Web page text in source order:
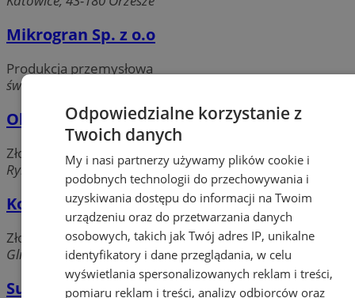
Mikrogran Sp. z o.o
Produkcja przemysłowa
św. Wawrzyńca, 43-180 Orzesze
Obrót metalami nieżelaznymi. Mucha B.
Złom, surowce wtórne
Rybnicka, 43-180 Orzesze
Koba S.A.. Organizacja odzysku
Złom, surowce wtórne
Gliwicka, 43-180 Orzesze
SuwMASTER
Odpowiedzialne korzystanie z
Twoich danych
My i nasi partnerzy używamy plików cookie i
podobnych technologii do przechowywania i
uzyskiwania dostępu do informacji na Twoim
urządzeniu oraz do przetwarzania danych
osobowych, takich jak Twój adres IP, unikalne
identyfikatory i dane przeglądania, w celu
wyświetlania spersonalizowanych reklam i treści,
pomiaru reklam i treści, analizy odbiorców oraz